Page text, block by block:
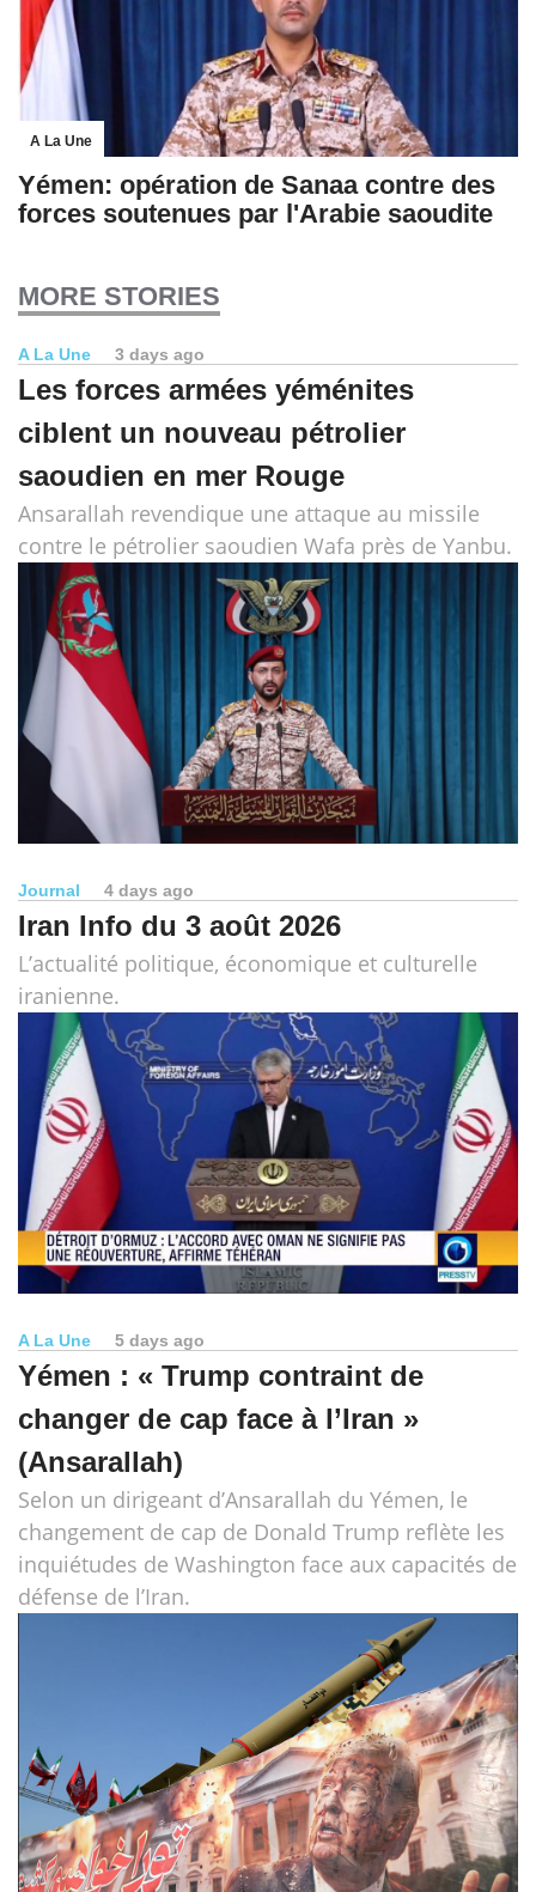
A La Une
Yémen: opération de Sanaa contre des
forces soutenues par l'Arabie saoudite
MORE STORIES
A La Une 3 days ago
Les forces armées yéménites
ciblent un nouveau pétrolier
saoudien en mer Rouge
Ansarallah revendique une attaque au missile
contre le pétrolier saoudien Wafa près de Yanbu.
Journal 4 days ago
Iran Info du 3 août 2026
L’actualité politique, économique et culturelle
iranienne.
A La Une 5 days ago
Yémen : « Trump contraint de
changer de cap face à l’Iran »
(Ansarallah)
Selon un dirigeant d’Ansarallah du Yémen, le
changement de cap de Donald Trump reflète les
inquiétudes de Washington face aux capacités de
défense de l’Iran.